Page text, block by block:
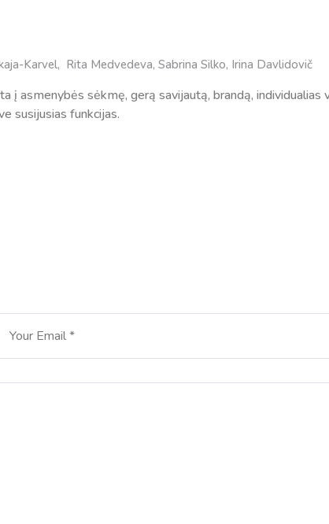
Karvel, Rita Medvedeva, Sabrina Silko, Irina Davlidovič
į asmenybės sėkmę, gerą savijautą, brandą, individualias
susijusias funkcijas.